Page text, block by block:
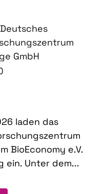
Deutsches
GmbH
laden das
BioEconomy e.V.
ein. Unter dem...